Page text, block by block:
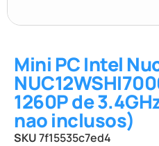
Mini PC Intel
1260P de
nao inclusos)
SKU7f15535c7ed4